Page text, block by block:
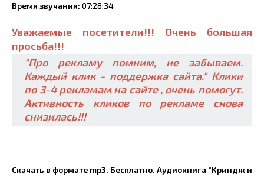
Время звучания: 07:28:34
Уважаемые посетители!!! Очень большая
просьба!!!
"Про рекламу помним, не забываем.
Каждый клик - поддержка сайта." Клики
по 3-4 рекламам на сайте , очень помогут.
Активность кликов по рекламе снова
снизилась!!!
Скачать в формате mp3. Бесплатно. Аудиокнига "Криндж и